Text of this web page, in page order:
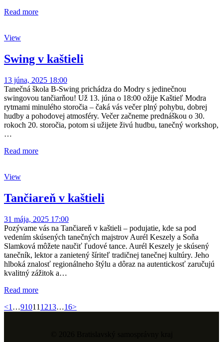
Read more
View
Swing v kaštieli
13 júna, 2025 18:00
Tanečná škola B-Swing prichádza do Modry s jedinečnou
swingovou tančiarňou! Už 13. júna o 18:00 ožije Kaštieľ Modra
rytmami minulého storočia – čaká vás večer plný pohybu, dobrej
hudby a pohodovej atmosféry. Večer začneme prednáškou o 30.
rokoch 20. storočia, potom si užijete živú hudbu, tanečný workshop,
…
Read more
View
Tančiareň v kaštieli
31 mája, 2025 17:00
Pozývame vás na Tančiareň v kaštieli – podujatie, kde sa pod
vedením skúsených tanečných majstrov Aurél Keszely a Soňa
Slamková môžete naučiť ľudové tance. Aurél Keszely je skúsený
tanečník, lektor a zanietený šíriteľ tradičnej tanečnej kultúry. Jeho
hlboká znalosť regionálneho štýlu a dôraz na autentickosť zaručujú
kvalitný zážitok a…
Read more
Stránkovanie
<Page
1 …Page
9Page
10Page
11 Page
12Page
13…Page
16>